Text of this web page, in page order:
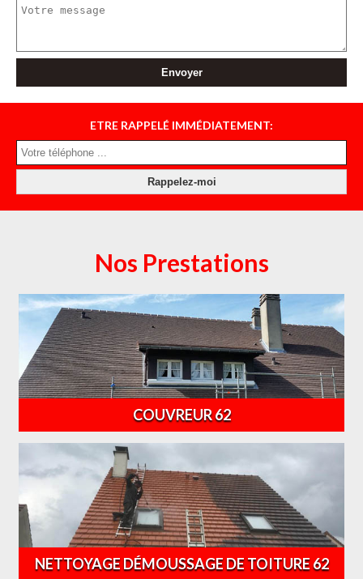
ETRE RAPPELÉ IMMÉDIATEMENT:
Nos Prestations
COUVREUR 62
NETTOYAGE DÉMOUSSAGE DE TOITURE 62